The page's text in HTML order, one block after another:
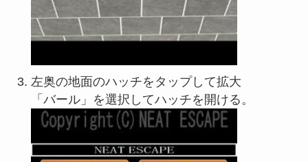
左奥の地面のハッチをタップして拡大
「バール」を選択してハッチを開ける。